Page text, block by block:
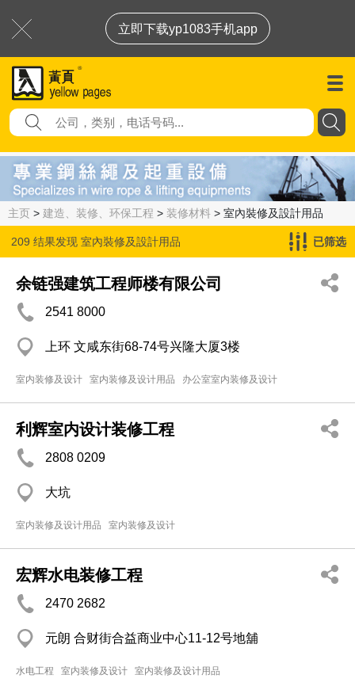
立即下载yp1083手机app
主页 > 建造、装修、环保工程 > 装修材料 > 室內裝修及設計用品
209 结果发现 室內裝修及設計用品 已筛选
余链强建筑工程师楼有限公司
2541 8000
上环 文咸东街68-74号兴隆大厦3楼
室内装修及设计 室内装修及设计用品 办公室室内装修及设计
利辉室内设计装修工程
2808 0209
大坑
室内装修及设计用品 室内装修及设计
宏辉水电装修工程
2470 2682
元朗 合财街合益商业中心11-12号地舖
水电工程 室内装修及设计 室内装修及设计用品